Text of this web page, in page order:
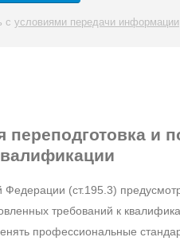
с условиями передачи информации
и
(ст.195.3)
требований к
профессиональные